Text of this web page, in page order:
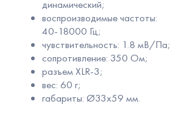
динамический;
воспроизводимые частоты:
40-18000 Гц;
чувствительность: 1.8 мВ/Па;
сопротивление: 350 Ом;
разъем XLR-3;
вес: 60 г;
габариты: Ø33х59 мм.